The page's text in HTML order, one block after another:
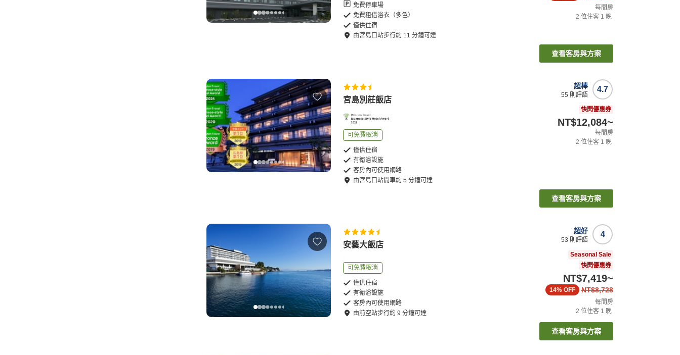
免費停車場
免費租借浴衣（多色）
僅供住宿
由宮島口站步行約 11 分鐘可達
每間房
2 位住客 1 晚
查看客房與方案
宮島別莊飯店
可免費取消
僅供住宿
有衛浴設施
客房內可使用網路
由宮島口站開車約5 分鐘可達
4.7
超棒
55 則評語
快閃優惠券
NT$12,084~
每間房
2 位住客 1 晚
查看客房與方案
安藝大飯店
可免費取消
僅供住宿
有衛浴設施
客房內可使用網路
由前空站步行約9 分鐘可達
4
超好
53 則評語
Seasonal Sale
快閃優惠券
NT$7,419~
NT$8,728
14% OFF
每間房
2 位住客 1 晚
查看客房與方案